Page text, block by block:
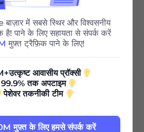
/GB
में सबसे स्थिर और विश्वसनीय
है! पाने के लिए सहायता से संपर्क करें
मुफ़्त ट्रैफ़िक पाने के लिए!
आवासीय प्रॉक्सी
99.9% तक अपटाइम
पेशेवर तकनीकी टीम
मुफ़्त के लिए हमसे संपर्क करें